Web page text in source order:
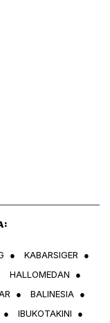
● KABARSIGER
●
HALLOMEDAN
●
● BALINESIA ●
● IBUKOTAKINI ●